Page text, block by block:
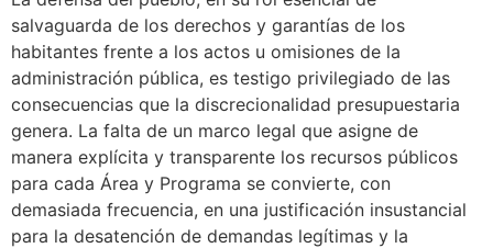
salvaguarda de los derechos y garantías de los
habitantes frente a los actos u omisiones de la
administración pública, es testigo privilegiado de las
consecuencias que la discrecionalidad presupuestaria
genera. La falta de un marco legal que asigne de
manera explícita y transparente los recursos públicos
para cada Área y Programa se convierte, con
demasiada frecuencia, en una justificación insustancial
para la desatención de demandas legítimas y la